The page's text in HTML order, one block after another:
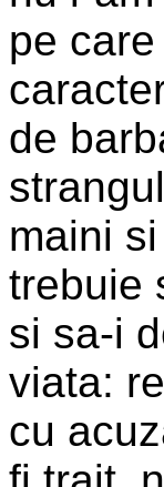
pe
de
maini
trebuie
si sa-i
viata:
cu